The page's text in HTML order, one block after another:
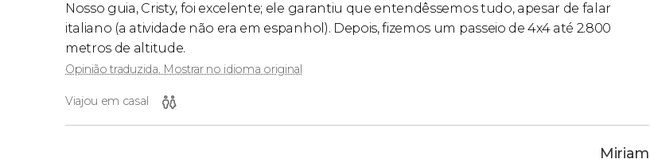
Nosso guia, Cristy, foi excelente; ele garantiu que entendêssemos tudo, apesar de falar
italiano (a atividade não era em espanhol). Depois, fizemos um passeio de 4x4 até 2.800
metros de altitude.
Opinião traduzida. Mostrar no idioma original
Viajou em casal
Miriam